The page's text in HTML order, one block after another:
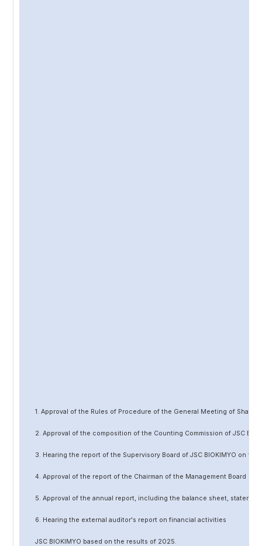
1. Approval of the Rules of Procedure of the General Meeting of
2. Approval of the composition of the Counting Commission of JSC
3. Hearing the report of the Supervisory Board of JSC BIOKIMYO on
4. Approval of the report of the Chairman of the Management Board
5. Approval of the annual report, including the balance sheet,
6. Hearing the external auditor's report on financial activities
JSC BIOKIMYO based on the results of 2025.